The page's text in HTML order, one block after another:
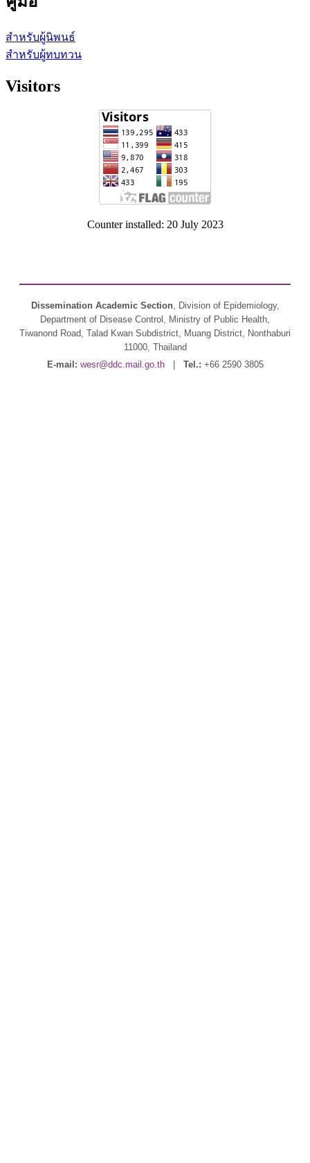
สำหรับผู้นิพนธ์
สำหรับผู้ทบทวน
Visitors
Counter installed: 20 July 2023
Dissemination Academic Section, Division of Epidemiology,
Department of Disease Control, Ministry of Public Health,
Tiwanond Road, Talad Kwan Subdistrict, Muang District, Nonthaburi
11000, Thailand
E-mail: wesr@ddc.mail.go.th| Tel.: +66 2590 3805